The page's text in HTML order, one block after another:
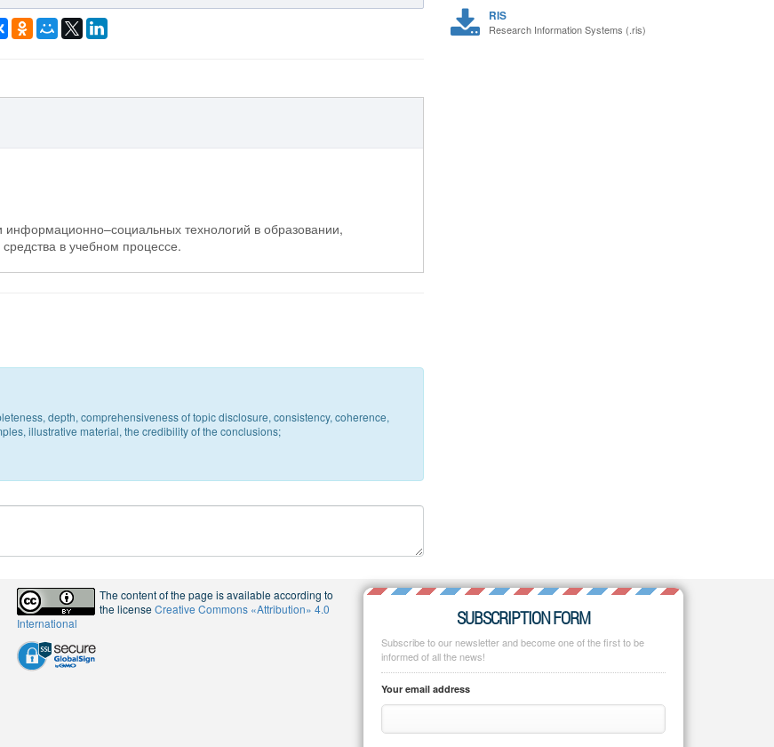
технологий в образовании,
в учебном процессе.
depth, comprehensiveness of topic disclosure, consistency, coherence,
illustrative material, the credibility of the conclusions;
RIS
Research Information Systems (.ris)
The content of the page is available according to
the licenseCreative Commons «Attribution» 4.0
International
SUBSCRIPTION FORM
Subscribe to our newsletter and become one of the first to be
informed of all the news!
Your email address